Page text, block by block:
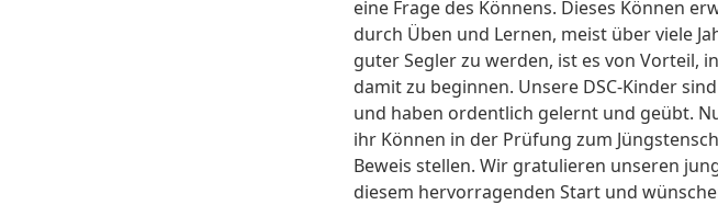
eine Frage des Könnens. Dieses Können
durch Üben und Lernen, meist über viele
guter Segler zu werden, ist es von Vorteil,
damit zu beginnen. Unsere DSC-Kinder
und haben ordentlich gelernt und geübt.
ihr Können in der Prüfung zum
Beweis stellen. Wir gratulieren unseren
diesem hervorragenden Start und